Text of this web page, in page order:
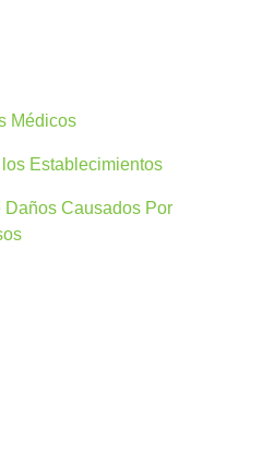
Médicos
Establecimientos
Causados Por